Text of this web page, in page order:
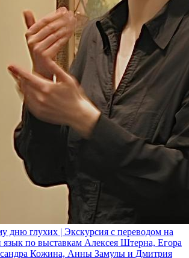
дню глухих | Экскурсия с переводом на
по выставкам Алексея Штерна, Егора
Кожина, Анны Замулы и Дмитрия